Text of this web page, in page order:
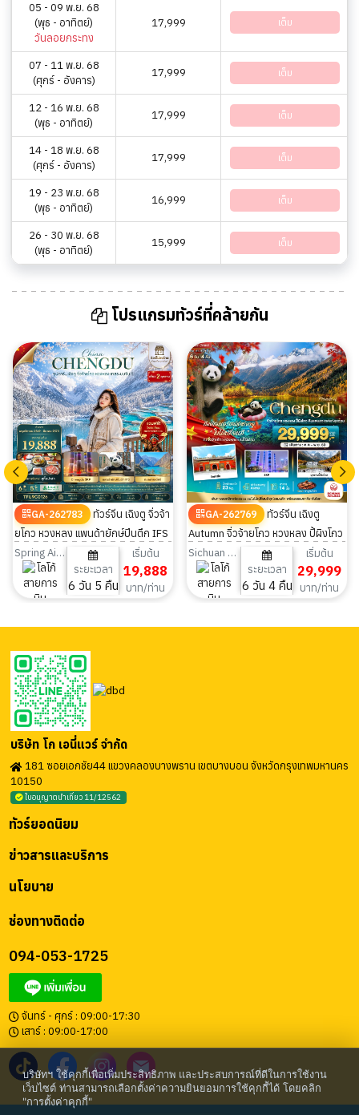
05 - 09 พ.ย. 68
(พุธ - อาทิตย์)
วันลอยกระทง
17,999 เต็ม
07 - 11 พ.ย. 68
(ศุกร์ - อังคาร)
17,999 เต็ม
12 - 16 พ.ย. 68
(พุธ - อาทิตย์)
17,999 เต็ม
14 - 18 พ.ย. 68
(ศุกร์ - อังคาร)
17,999 เต็ม
19 - 23 พ.ย. 68
(พุธ - อาทิตย์)
16,999 เต็ม
26 - 30 พ.ย. 68
(พุธ - อาทิตย์)
15,999 เต็ม
โปรแกรมทัวร์ที่คล้ายกัน
GA-262783
ทัวร์จีน เฉิงตู จิ่วจ้า
ยโกว หวงหลง แพนด้ายักษ์ปีนตึก IFS
ไม่ลงร้าน 6 วัน 5 คืน
Spring Airlines
ระยะเวลา
6 วัน 5 คืน
เริ่มต้น
19,888
บาท/ท่าน
GA-262769
ทัวร์จีน เฉิงตู
Autumn จิ่วจ้ายโกว หวงหลง ปี้ผิงโกว
SKP 6วัน 4คืน
Sichuan Airlines
ระยะเวลา
6 วัน 4 คืน
เริ่มต้น
29,999
บาท/ท่าน
บริษัท โก เอนี่แวร์ จำกัด
181 ซอยเอกชัย44 แขวงคลองบางพราน เขตบางบอน จังหวัดกรุงเทพมหานคร
10150
ใบอนุญาตนำเที่ยว 11/12562
ช่องทางติดต่อ
094-053-1725
จันทร์ - ศุกร์ : 09:00-17:30
เสาร์ : 09:00-17:00
นโยบาย
ข่าวสารและบริการ
ทัวร์ยอดนิยม
บริษัทฯ ใช้คุกกี้เพื่อเพิ่มประสิทธิภาพ และประสบการณ์ที่ดีในการใช้งาน
เว็บไซต์ ท่านสามารถเลือกตั้งค่าความยินยอมการใช้คุกกี้ได้ โดยคลิก
"การตั้งค่าคุกกี้"